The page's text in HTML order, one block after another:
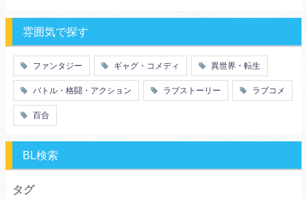
特殊能力
百合
ドロ沼
萌え系
青春
仲間
幼なじみ
オタク
動物
ツンデレ
アラサー
スピンオフ・外伝
ヤンキー・極道
癒し系
サラリーマン
雰囲気で探す
ファンタジー ギャグ・コメディ 異世界・転生
バトル・格闘・アクション ラブストーリー ラブコメ
百合
BL検索
タグ